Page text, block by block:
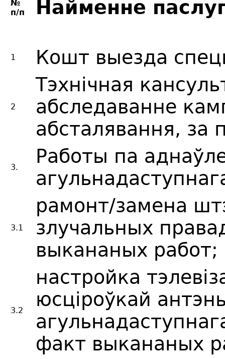
№
п/п
Найменне
1 Кошт выезда
2
Тэхнічная
абследаванне
абсталявання, за
3.
Работы па
3.1
рамонт/замена
злучальных
выкананых работ;
3.2
настройка
юсціроўкай
факт выкананых